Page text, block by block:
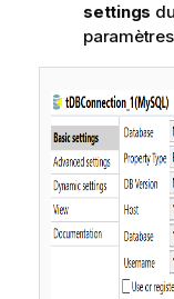
settings